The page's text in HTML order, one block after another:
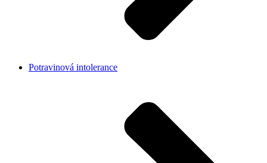
Potravinová intolerance